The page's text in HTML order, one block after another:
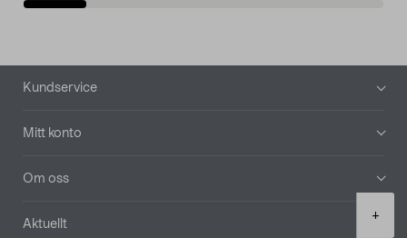
+
Sidfot
Kundservice
Mitt konto
Om oss
Aktuellt